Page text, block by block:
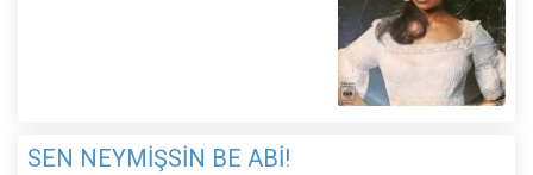
SEN NEYMİŞSİN BE ABİ!